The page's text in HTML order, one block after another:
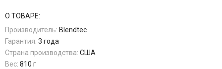
О ТОВАРЕ:
Производитель: Blendtec
Гарантия: 3 года
Страна производства: США
Вес: 810 г